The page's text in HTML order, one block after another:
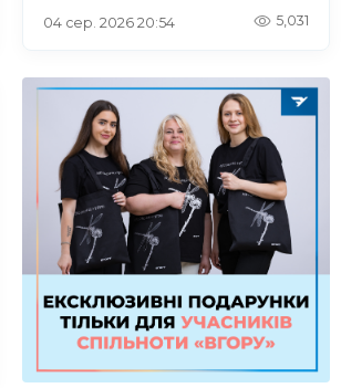
04 сер. 2026 20:54 5,031